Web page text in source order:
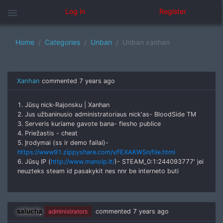
menu Log in Register
Home Categories Unban Unban xanhan
Xanhan commented 7 years ago
1. Jūsų nick-Rajonsku | Xanhan
2. Jus užbaninusio administratoriaus nick'as- BloodSide TM
3. Serveris kuriame gavote bana- flesho publice
4. Priežastis - cheat
5. Įrodymai (ss ir demo failai)-
https://www91.zippyshare.com/v/fEXAKWSn/file.html
6. Jūsų IP (http://www.manoip.lt/)- STEAM_0:1:244093777' jei
neuzteks steam id pasakykit nes nnr be interneto buti
salucha administrators commented 7 years ago